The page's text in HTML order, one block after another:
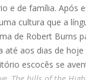
e de família. Após
cultura que a
de Robert Burns
até aos dias de hoje
escocês se